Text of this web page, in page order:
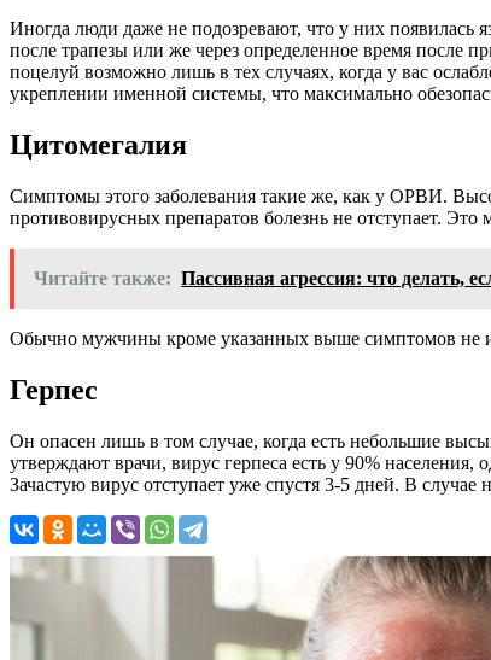
Иногда люди даже не подозревают, что у них появилась
после трапезы или же через определенное время после
поцелуй возможно лишь в тех случаях, когда у вас
укреплении именной системы, что максимально
Цитомегалия
Симптомы этого заболевания такие же, как у ОРВИ.
противовирусных препаратов болезнь не отступает. Это
Читайте также: Пассивная агрессия: что делать,
Обычно мужчины кроме указанных выше симптомов не
Герпес
Он опасен лишь в том случае, когда есть небольшие
утверждают врачи, вирус герпеса есть у 90%
Зачастую вирус отступает уже спустя 3-5 дней. В случае